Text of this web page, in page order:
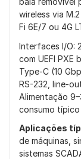
wireless via
Fi 6E/7 ou 4G
Interfaces I/O:
com UEFI PXE
Type-C (10
RS-232, line-
Alimentação
consumo típico
Aplicações
de máquinas,
sistemas